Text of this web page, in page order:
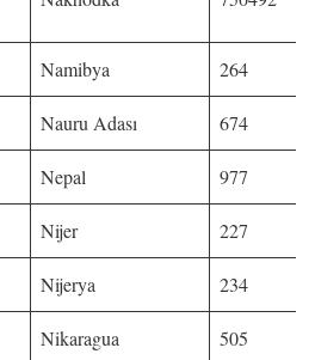
Namibya 264
Nauru Adası 674
Nepal 977
Nijer 227
Nijerya 234
Nikaragua 505